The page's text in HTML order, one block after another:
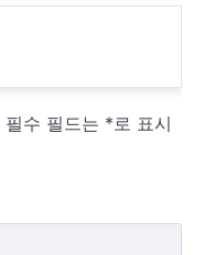
필수 필드는 * 로 표시